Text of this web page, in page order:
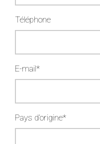
Téléphone
E-mail*
Pays d’origine*